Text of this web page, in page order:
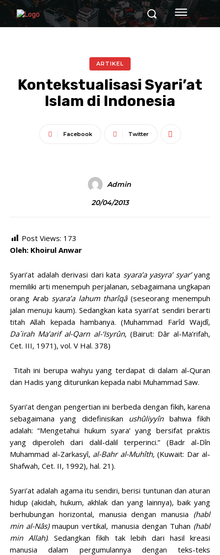
ARTIKEL
Kontekstualisasi Syari’at
Islam di Indonesia
Facebook Twitter
Admin
20/04/2013
Post Views: 173
Oleh: Khoirul Anwar
Syari’at adalah derivasi dari kata syara’a yasyra’ syar’yang
memiliki arti menempuh perjalanan, sebagaimana ungkapan
orang Arab syara’a lahum tharîqâ(seseorang menempuh
jalan menuju kaum). Sedangkan kata syari’at sendiri berarti
titah Allah kepada hambanya. (Muhammad Farîd Wajdî,
Da`irah Ma’arif al-Qarn al-‘Isyrûn, (Bairut: Dâr al-Ma’rifah,
Cet. III, 1971), vol. V Hal. 378)
Titah ini berupa wahyu yang terdapat di dalam al-Quran
dan Hadis yang diturunkan kepada nabi Muhammad Saw.
Syari’at dengan pengertian ini berbeda dengan fikih, karena
sebagaimana yang didefinisikan ushûliyyînbahwa fikih
adalah: “Mengetahui hukum syara’ yang bersifat praktis
yang diperoleh dari dalil-dalil terperinci.” (Badr al-Dîn
Muhammad al-Zarkasyî, al-Bahr al-Muhîth, (Kuwait: Dar al-
Shafwah, Cet. II, 1992), hal. 21).
Syari’at adalah agama itu sendiri, berisi tuntunan dan aturan
hidup (akidah, hukum, akhlak dan yang lainnya), baik yang
berhubungan horizontal, manusia dengan manusia (habl
min al-Nâs)maupun vertikal, manusia dengan Tuhan (habl
min Allah). Sedangkan fikih tak lebih dari hasil kreasi
manusia dalam pergumulannya dengan teks-teks